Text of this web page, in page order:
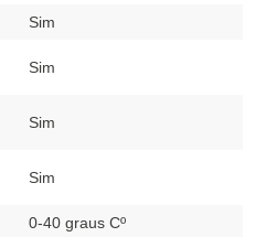
Sim
Sim
Sim
Sim
0-40 graus Cº